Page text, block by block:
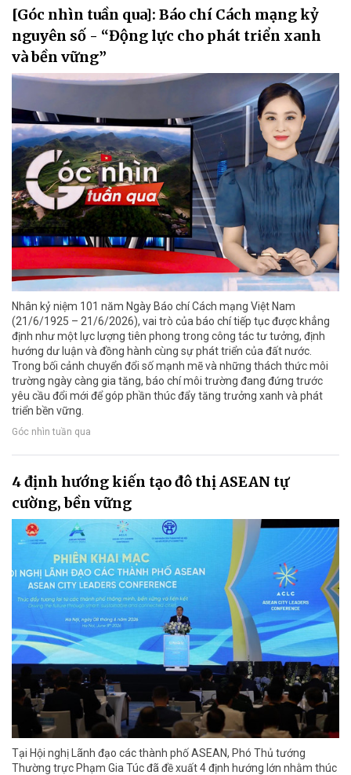
[Góc nhìn tuần qua]: Báo chí Cách mạng kỷ
nguyên số - “Động lực cho phát triển xanh
và bền vững”
Nhân kỷ niệm 101 năm Ngày Báo chí Cách mạng Việt Nam
(21/6/1925 – 21/6/2026), vai trò của báo chí tiếp tục được khẳng
định như một lực lượng tiên phong trong công tác tư tưởng, định
hướng dư luận và đồng hành cùng sự phát triển của đất nước.
Trong bối cảnh chuyển đổi số mạnh mẽ và những thách thức môi
trường ngày càng gia tăng, báo chí môi trường đang đứng trước
yêu cầu đổi mới để góp phần thúc đẩy tăng trưởng xanh và phát
triển bền vững.
Góc nhìn tuần qua
4 định hướng kiến tạo đô thị ASEAN tự
cường, bền vững
Tại Hội nghị Lãnh đạo các thành phố ASEAN, Phó Thủ tướng
Thường trực Phạm Gia Túc đã đề xuất 4 định hướng lớn nhằm thúc